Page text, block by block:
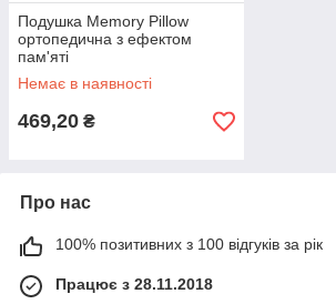
Подушка Memory Pillow
ортопедична з ефектом
пам'яті
Немає в наявності
469,20 ₴
Про нас
100% позитивних з 100 відгуків за рік
Працює з 28.11.2018